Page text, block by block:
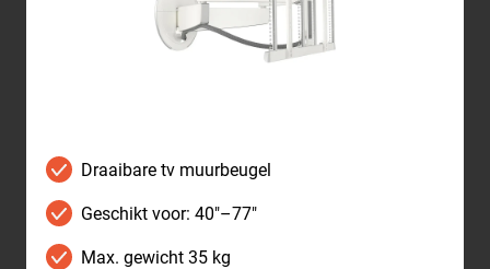
Draaibare tv muurbeugel
Geschikt voor: 40"–77"
Max. gewicht 35 kg